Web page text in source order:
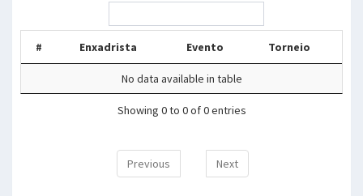
# Enxadrista Evento Torneio
No data available in table
Showing 0 to 0 of 0 entries
Previous Next